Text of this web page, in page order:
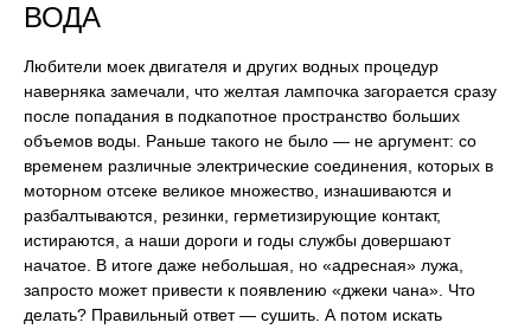
ВОДА
Любители моек двигателя и других водных процедур
наверняка замечали, что желтая лампочка загорается сразу
после попадания в подкапотное пространство больших
объемов воды. Раньше такого не было — не аргумент: со
временем различные электрические соединения, которых в
моторном отсеке великое множество, изнашиваются и
разбалтываются, резинки, герметизирующие контакт,
истираются, а наши дороги и годы службы довершают
начатое. В итоге даже небольшая, но «адресная» лужа,
запросто может привести к появлению «джеки чана». Что
делать? Правильный ответ — сушить. А потом искать